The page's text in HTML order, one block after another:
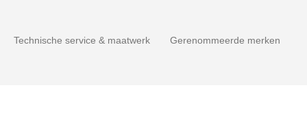
Technische service & maatwerk Gerenommeerde merken